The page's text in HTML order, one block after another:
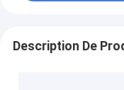
Description De